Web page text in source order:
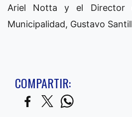
Ariel Notta y el Director
Municipalidad, Gustavo
COMPARTIR: